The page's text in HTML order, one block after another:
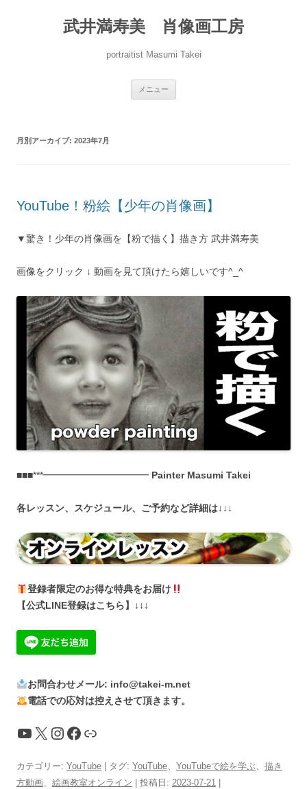
武井満寿美 肖像画工房
portraitist Masumi Takei
メニュー
月別アーカイブ: 2023年7月
YouTube！粉絵【少年の肖像画】
▼驚き！少年の肖像画を【粉で描く】描き方 武井満寿美
画像をクリック ↓ 動画を見て頂けたら嬉しいです^_^
■■■***━━━━━━━━━━━ Painter Masumi Takei
各レッスン、スケジュール、ご予約など詳細は↓↓↓
登録者限定のお得な特典をお届け
【公式LINE登録はこちら】↓↓↓
お問合わせメール: info@takei-m.net
電話での応対は控えさせて頂きます。
YouTube
X Instagram
Facebook
リンク
カテゴリー: YouTube | タグ: YouTube、 YouTubeで絵を学ぶ、 描き
方動画、 絵画教室オンライン | 投稿日: 2023-07-21